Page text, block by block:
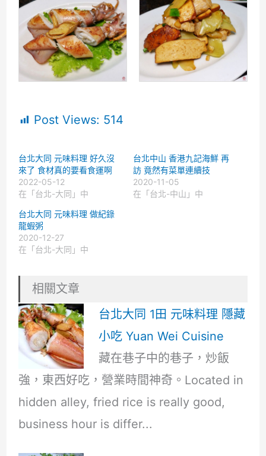
Post Views: 514
台北大同 元味料理 好久沒
來了 食材真的要看食運啊
2022-05-12
在「台北-大同」中
台北中山 香港九記海鮮 再
訪 竟然有菜單連續技
2020-11-05
在「台北-中山」中
台北大同 元味料理 做紀錄
龍蝦粥
2020-12-27
在「台北-大同」中
相關文章
台北大同 1田 元味料理 隱藏
小吃 Yuan Wei Cuisine
藏在巷子中的巷子，炒飯
強，東西好吃，營業時間神奇。Located in
hidden alley, fried rice is really good,
business hour is differ...